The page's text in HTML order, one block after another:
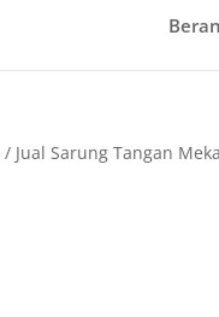
/ Jual Sarung Tangan